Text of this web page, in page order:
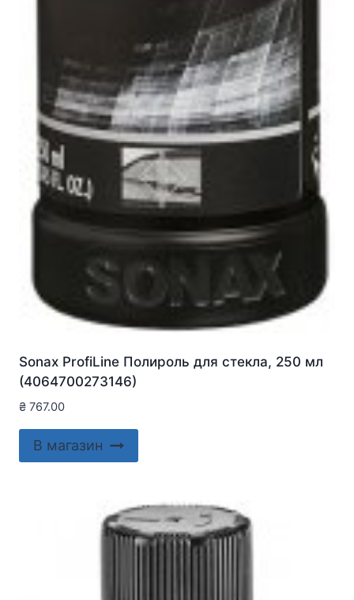
Sonax ProfiLine Полироль для стекла, 250 мл
(4064700273146)
₴ 767.00
В магазин